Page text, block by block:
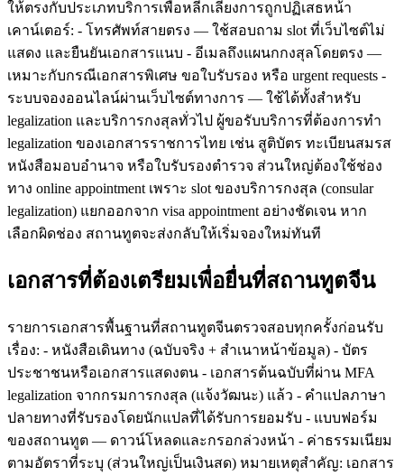
ให้ตรงกับประเภทบริการเพื่อหลีกเลี่ยงการถูกปฏิเสธหน้า
เคาน์เตอร์: - โทรศัพท์สายตรง — ใช้สอบถาม slot ที่เว็บไซต์ไม่
แสดง และยืนยันเอกสารแนบ - อีเมลถึงแผนกกงสุลโดยตรง —
เหมาะกับกรณีเอกสารพิเศษ ขอใบรับรอง หรือ urgent requests -
ระบบจองออนไลน์ผ่านเว็บไซต์ทางการ — ใช้ได้ทั้งสำหรับ
legalization และบริการกงสุลทั่วไป ผู้ขอรับบริการที่ต้องการทำ
legalization ของเอกสารราชการไทย เช่น สูติบัตร ทะเบียนสมรส
หนังสือมอบอำนาจ หรือใบรับรองตำรวจ ส่วนใหญ่ต้องใช้ช่อง
ทาง online appointment เพราะ slot ของบริการกงสุล (consular
legalization) แยกออกจาก visa appointment อย่างชัดเจน หาก
เลือกผิดช่อง สถานทูตจะส่งกลับให้เริ่มจองใหม่ทันที
เอกสารที่ต้องเตรียมเพื่อยื่นที่สถานทูตจีน
รายการเอกสารพื้นฐานที่สถานทูตจีนตรวจสอบทุกครั้งก่อนรับ
เรื่อง: - หนังสือเดินทาง (ฉบับจริง + สำเนาหน้าข้อมูล) - บัตร
ประชาชนหรือเอกสารแสดงตน - เอกสารต้นฉบับที่ผ่าน MFA
legalization จากกรมการกงสุล (แจ้งวัฒนะ) แล้ว - คำแปลภาษา
ปลายทางที่รับรองโดยนักแปลที่ได้รับการยอมรับ - แบบฟอร์ม
ของสถานทูต — ดาวน์โหลดและกรอกล่วงหน้า - ค่าธรรมเนียม
ตามอัตราที่ระบุ (ส่วนใหญ่เป็นเงินสด) หมายเหตุสำคัญ: เอกสาร